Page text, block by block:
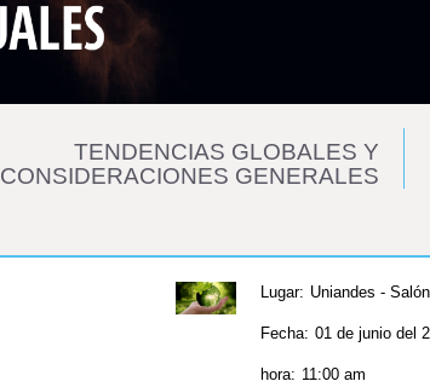
TENDENCIAS GLOBALES Y
CONSIDERACIONES GENERALES
Lugar: Uniandes -
Fecha: 01 de junio del
hora: 11:00 am